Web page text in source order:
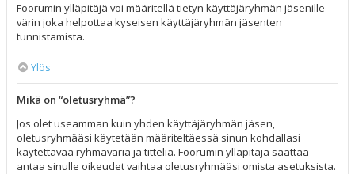
Foorumin ylläpitäjä voi määritellä tietyn käyttäjäryhmän jäsenille
värin joka helpottaa kyseisen käyttäjäryhmän jäsenten
tunnistamista.
Ylös
Mikä on “oletusryhmä”?
Jos olet useamman kuin yhden käyttäjäryhmän jäsen,
oletusryhmääsi käytetään määriteltäessä sinun kohdallasi
käytettävää ryhmäväriä ja titteliä. Foorumin ylläpitäjä saattaa
antaa sinulle oikeudet vaihtaa oletusryhmääsi omista asetuksista.